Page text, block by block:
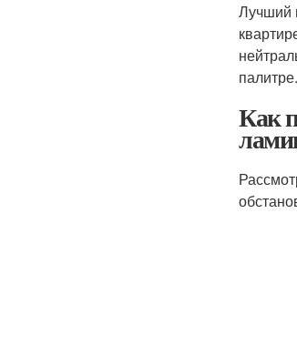
Лучший
палитре.
Как